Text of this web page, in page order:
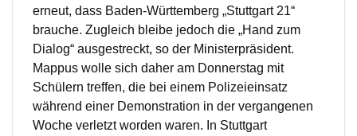
erneut, dass Baden-Württemberg „Stuttgart 21“
brauche. Zugleich bleibe jedoch die „Hand zum
Dialog“ ausgestreckt, so der Ministerpräsident.
Mappus wolle sich daher am Donnerstag mit
Schülern treffen, die bei einem Polizeieinsatz
während einer Demonstration in der vergangenen
Woche verletzt worden waren. In Stuttgart